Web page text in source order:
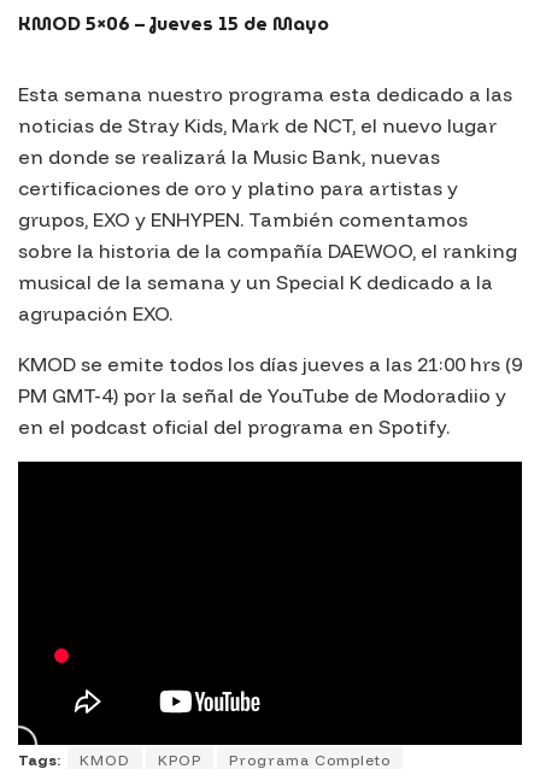
KMOD 5×06 – Jueves 15 de Mayo
Esta semana nuestro programa esta dedicado a las
noticias de Stray Kids, Mark de NCT, el nuevo lugar
en donde se realizará la Music Bank, nuevas
certificaciones de oro y platino para artistas y
grupos, EXO y ENHYPEN. También comentamos
sobre la historia de la compañía DAEWOO, el ranking
musical de la semana y un Special K dedicado a la
agrupación EXO.
KMOD se emite todos los días jueves a las 21:00 hrs (9
PM GMT-4) por la señal de YouTube de Modoradiio y
en el podcast oficial del programa en Spotify.
Tags: KMOD KPOP Programa Completo